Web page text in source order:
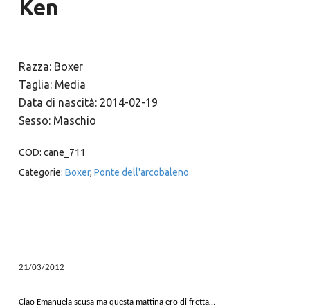
Ken
Razza: Boxer
Taglia: Media
Data di nascità: 2014-02-19
Sesso: Maschio
COD: cane_711
Categorie: Boxer, Ponte dell'arcobaleno
21/03/2012
Ciao Emanuela scusa ma questa mattina ero di fretta…